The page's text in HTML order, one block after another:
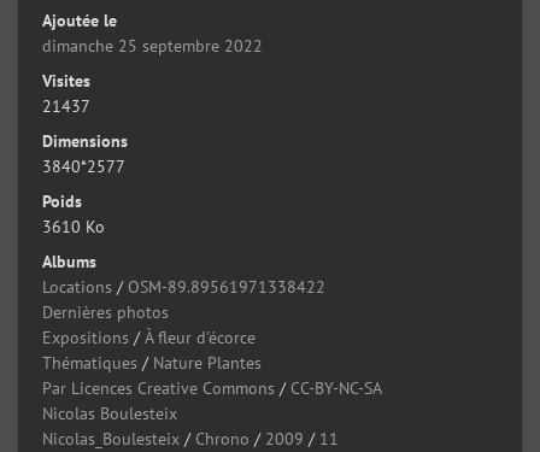
Ajoutée le
dimanche 25 septembre 2022
Visites
21437
Dimensions
3840*2577
Poids
3610 Ko
Albums
Locations / OSM-89.89561971338422
Dernières photos
Expositions /À fleur d'écorce
Thématiques / Nature Plantes
Par Licences Creative Commons / CC-BY-NC-SA
Nicolas Boulesteix
Nicolas_Boulesteix / Chrono / 2009 / 11